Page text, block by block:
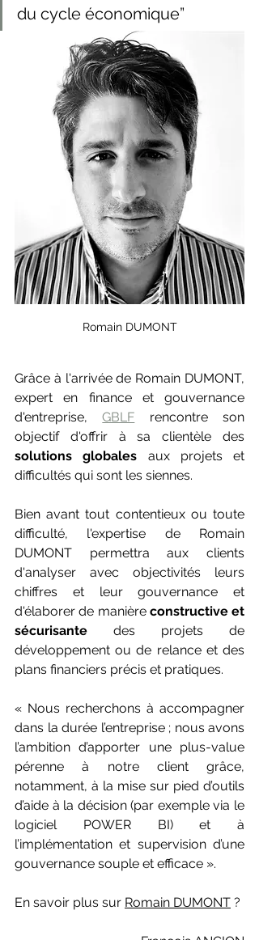
du cycle économique”
Romain DUMONT
Grâce à l'arrivée de Romain DUMONT,
expert en finance et gouvernance
d'entreprise, GBLF rencontre son
solutions globales aux projets et
difficultés qui sont les siennes.
Bien avant tout contentieux ou toute
difficulté, l'expertise de Romain
DUMONT permettra aux clients
d'analyser avec objectivités leurs
chiffres et leur gouvernance et
d'élaborer de manière constructive et
sécurisante des projets de
développement ou de relance et des
plans financiers précis et pratiques.
« Nous recherchons à accompagner
dans la durée l’entreprise ; nous avons
l’ambition d’apporter une plus-value
pérenne à notre client grâce,
notamment, à la mise sur pied d’outils
d’aide à la décision (par exemple via le
logiciel POWER BI) et à
l’implémentation et supervision d’une
gouvernance souple et efficace ».
En savoir plus sur Romain DUMONT ?